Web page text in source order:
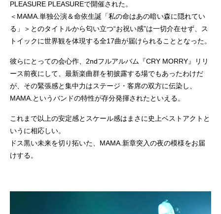
PLEASURE PLEASUREで開催された。
＜MAMA.単独公演＆命依生誕「私の命はあの暗い森に隠れてい
る」＞とのタイトルから匂い立つ“お祝い感”は一切介在せず、ス
トイックに世界観を体現する全17曲が届けられることとなった。
彼らにとっての会心作、2ndフルアルバム『CRY MORRY』リリ
ース前夜にして、最新楽曲群を初披露する場でもあったわけだ
が、その緊張感と集中力はステージ・客席の双方に伝染し、
MAMA.というバンドの特性が存分発揮されたといえる。
これまで以上の安定感とスケール感はまさに史上ベストアクトと
いうに相応しい。
ドス黒い未来を切り拓いた、MAMA.新章突入の夜の模様をお届
けする。